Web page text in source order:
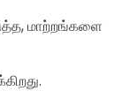
மாற்றங்களை